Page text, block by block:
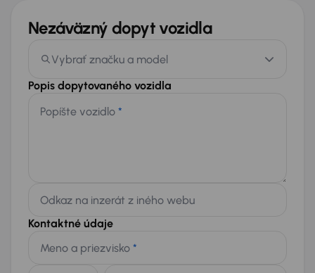
Nezáväzný dopyt vozidla
Vybrať značku a model
Popis dopytovaného vozidla
Popíšte vozidlo *
Odkaz na inzerát z iného webu
Kontaktné údaje
Meno a priezvisko *